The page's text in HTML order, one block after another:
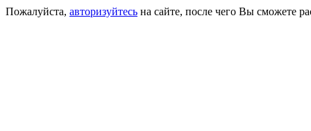
Пожалуйста, авторизуйтесь на сайте, после чего Вы сможете